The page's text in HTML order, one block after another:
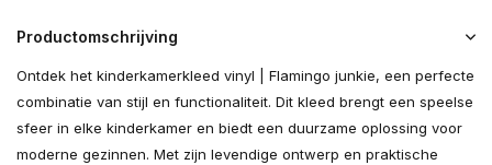
Productomschrijving
Ontdek het kinderkamerkleed vinyl | Flamingo junkie, een perfecte
combinatie van stijl en functionaliteit. Dit kleed brengt een speelse
sfeer in elke kinderkamer en biedt een duurzame oplossing voor
moderne gezinnen. Met zijn levendige ontwerp en praktische